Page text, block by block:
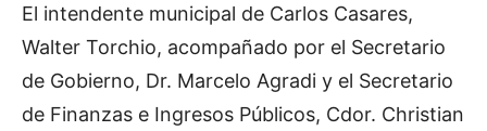
El intendente municipal de Carlos Casares,
Walter Torchio, acompañado por el Secretario
de Gobierno, Dr. Marcelo Agradi y el Secretario
de Finanzas e Ingresos Públicos, Cdor. Christian